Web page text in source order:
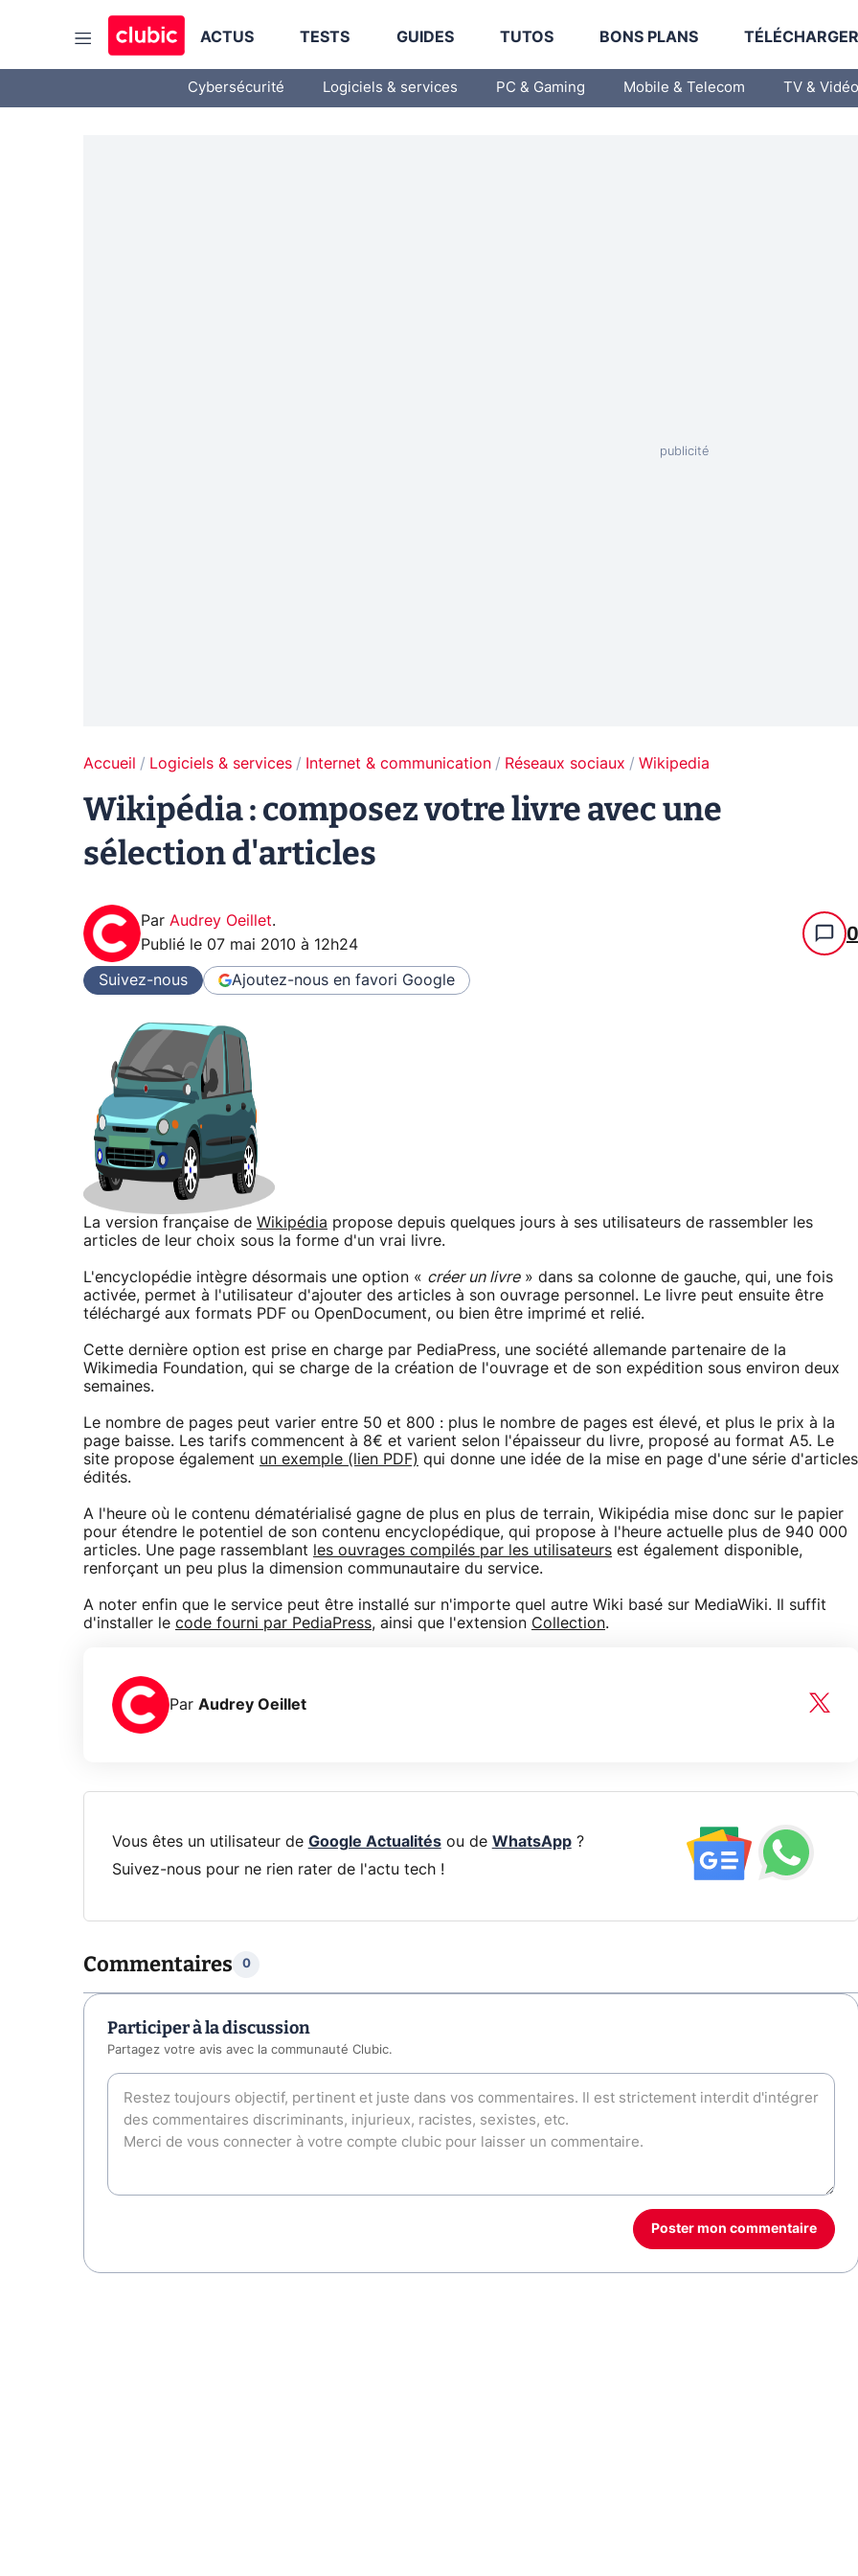
ACTUS TESTS GUIDES TUTOS BONS PLANS
Cybersécurité Logiciels & services PC & Gaming Mobile & Telecom TV & Vidéo
Accueil Logiciels & services Internet & communication Réseaux sociaux Wikipedia
Wikipédia : composez votre livre avec une
sélection d'articles
Par Audrey Oeillet.
Publié le 07 mai 2010 à 12h24 0
Suivez-nous Ajoutez-nous en favori Google
La version française de Wikipédia propose depuis quelques jours à ses utilisateurs de rassembler les
articles de leur choix sous la forme d'un vrai livre.
L'encyclopédie intègre désormais une option « créer un livre» dans sa colonne de gauche, qui, une fois
activée, permet à l'utilisateur d'ajouter des articles à son ouvrage personnel. Le livre peut ensuite être
téléchargé aux formats PDF ou OpenDocument, ou bien être imprimé et relié.
Cette dernière option est prise en charge par PediaPress, une société allemande partenaire de la
Wikimedia Foundation, qui se charge de la création de l'ouvrage et de son expédition sous environ deux
semaines.
Le nombre de pages peut varier entre 50 et 800 : plus le nombre de pages est élevé, et plus le prix à la
page baisse. Les tarifs commencent à 8€ et varient selon l'épaisseur du livre, proposé au format A5. Le
site propose également un exemple (lien PDF) qui donne une idée de la mise en page d'une série d'articles
édités.
A l'heure où le contenu dématérialisé gagne de plus en plus de terrain, Wikipédia mise donc sur le papier
pour étendre le potentiel de son contenu encyclopédique, qui propose à l'heure actuelle plus de 940 000
articles. Une page rassemblant
les ouvrages compilés par les utilisateurs est également disponible,
renforçant un peu plus la dimension communautaire du service.
A noter enfin que le service peut être installé sur n'importe quel autre Wiki basé sur MediaWiki. Il suffit
d'installer le code fourni par PediaPress, ainsi que l'extension Collection.
Par Audrey Oeillet
Vous êtes un utilisateur de Google Actualitésou de WhatsApp?
Suivez-nous pour ne rien rater de l'actu tech !
Commentaires 0
Participer à la discussion
Partagez votre avis avec la communauté Clubic.
Poster mon commentaire